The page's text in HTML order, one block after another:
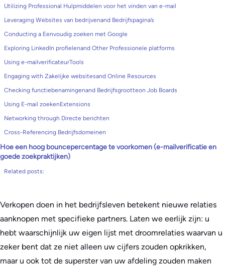
Utilizing Professional Hulpmiddelen voor het vinden van e-mail
Leveraging Websites van bedrijvenand Bedrijfspagina’s
Conducting a Eenvoudig zoeken met Google
Exploring LinkedIn profielenand Other Professionele platforms
Using e-mailverificateurTools
Engaging with Zakelijke websitesand Online Resources
Checking functiebenamingenand Bedrijfsgrootteon Job Boards
Using E-mail zoekenExtensions
Networking through Directe berichten
Cross-Referencing Bedrijfsdomeinen
Hoe een hoog bouncepercentage te voorkomen (e-mailverificatie en
goede zoekpraktijken)
Related posts:
Verkopen doen in het bedrijfsleven betekent nieuwe relaties
aanknopen met specifieke partners. Laten we eerlijk zijn: u
hebt waarschijnlijk uw eigen lijst met droomrelaties waarvan u
zeker bent dat ze niet alleen uw cijfers zouden opkrikken,
maar u ook tot de superster van uw afdeling zouden maken